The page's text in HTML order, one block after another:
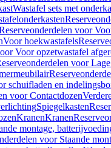
Wastafel sets met
voor
Voor hoekwastafels
Voor opzetwastafel
voor
schuifladen en
voor Contactdozen
Spiegelkasten
KranenKranen
montage,
voor Staande